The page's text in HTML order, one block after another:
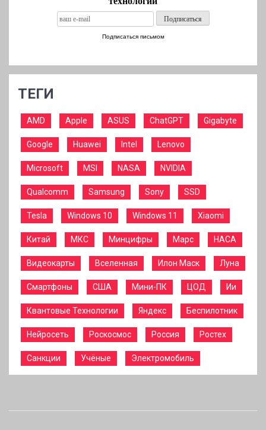
Подписаться письмом
ТЕГИ
AMD Apple ASUS ChatGPT Gigabyte
Google Huawei Intel Lenovo
Microsoft MSI NASA NVIDIA
Qualcomm Samsung Sony SSD
Tesla Windows 10 Windows 11 Xiaomi
Китай МКС Минцифры Марс НАСА
Видеокарты Вселенная Илон Маск Луна
Смартфоны США Мини-ПК ЦОД Ии
Квантовые Технологии Яндекс Беспилотник
Нейросеть Роскосмос Россия Ростех
Санкции Учёные Электромобиль